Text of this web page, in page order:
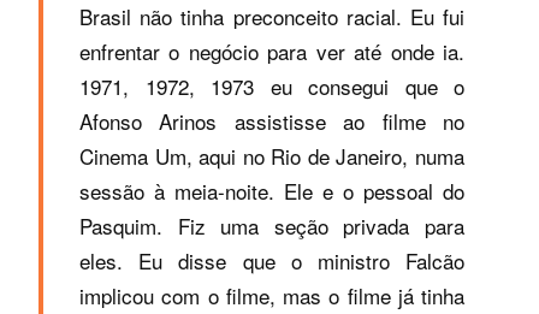
Brasil não tinha preconceito racial. Eu fui
enfrentar o negócio para ver até onde ia.
1971, 1972, 1973 eu consegui que o
Afonso Arinos assistisse ao filme no
Cinema Um, aqui no Rio de Janeiro, numa
sessão à meia-noite. Ele e o pessoal do
Pasquim. Fiz uma seção privada para
eles. Eu disse que o ministro Falcão
implicou com o filme, mas o filme já tinha